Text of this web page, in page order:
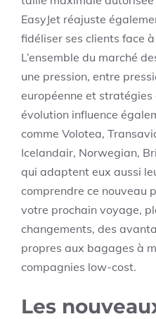
EasyJet réajuste
fidéliser ses clients face
L’ensemble du marché
une pression, entre
européenne et stratégies
évolution influence
comme Volotea,
Icelandair, Norwegian,
qui adaptent eux aussi
comprendre ce nouveau
votre prochain voyage,
changements, des
propres aux bagages à
compagnies low-cost.
Les